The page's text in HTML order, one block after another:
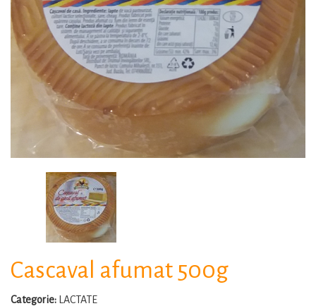
Cascaval afumat 500g
Categorie: LACTATE